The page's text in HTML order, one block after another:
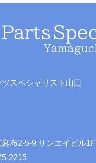
スペシャリスト山口
布2-5-9 サンエイビル1F
2215